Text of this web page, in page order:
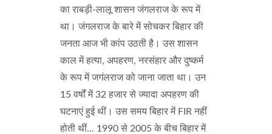
का राबड़ी-लालू शासन जंगलराज के रूप में
था। जंगलराज के बारे में सोचकर बिहार की
जनता आज भी कांप उठती है। उस शासन
काल में हत्या, अपहरण, नरसंहार और दुष्कर्म
के रूप में जगंलराज को जाना जाता था। उन
15 वर्षों में 32 हजार से ज्यादा अपहरण की
घटनाएं हुई थीं। उस समय बिहार में FIR नहीं
होती थीं... 1990 से 2005 के बीच बिहार में